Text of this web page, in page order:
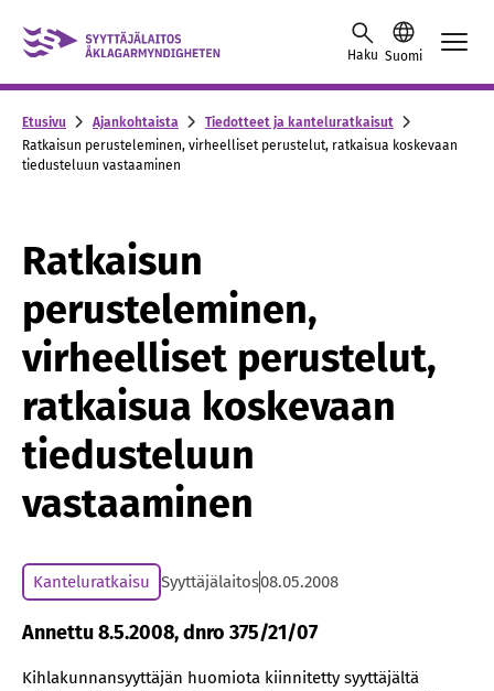
Skip to content -saavutettavuusohje
Haku Suomi
Etusivu Ajankohtaista
Tiedotteet ja kanteluratkaisut
Ratkaisun perusteleminen, virheelliset perustelut, ratkaisua koskevaan
tiedusteluun vastaaminen
Ratkaisun
perusteleminen,
virheelliset perustelut,
ratkaisua koskevaan
tiedusteluun
vastaaminen
Kanteluratkaisu Syyttäjälaitos08.05.2008
Annettu 8.5.2008, dnro 375/21/07
Kihlakunnansyyttäjän huomiota kiinnitetty syyttäjältä